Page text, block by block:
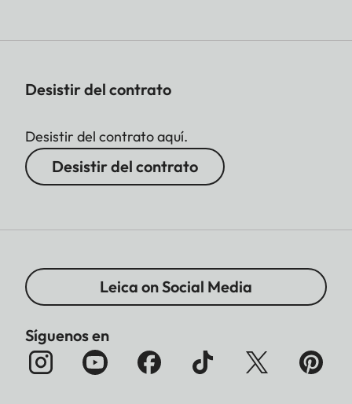
Desistir del contrato
Desistir del contrato aquí.
Desistir del contrato
Leica on Social Media
Síguenos en